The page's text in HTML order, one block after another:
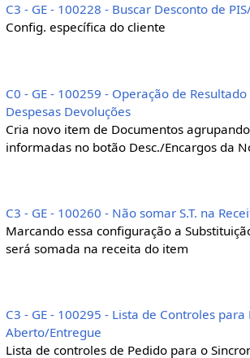
C3 - GE - 100228 - Buscar Desconto de
Config. específica do cliente
C0 - GE - 100259 - Operação de
Despesas Devoluções
Cria novo item de Documentos
informadas no botão Desc./Encargos da
C3 - GE - 100260 - Não somar S.T. na
Marcando essa configuração a
será somada na receita do item
C3 - GE - 100295 - Lista de Controles para
Aberto/Entregue
Lista de controles de Pedido para o